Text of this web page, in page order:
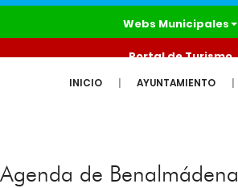
Webs Municipales
Portal de Turismo
INICIO AYUNTAMIENTO
Agenda de Benalmádena